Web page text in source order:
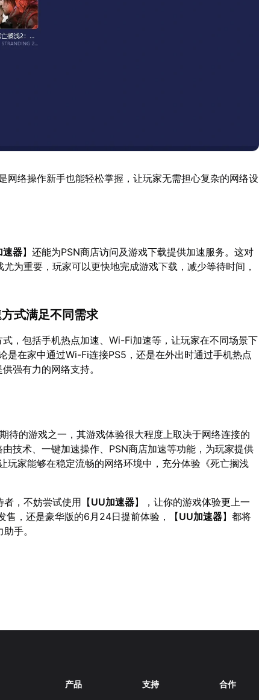
网络操作新手也能轻松掌握，让玩家无需担心复杂的网络设
速器】还能为PSN商店访问及游戏下载提供加速服务。这对
为重要，玩家可以更快地完成游戏下载，减少等待时间，
式满足不同需求
，包括手机热点加速、Wi-Fi加速等，让玩家在不同场景下
是在家中通过Wi-Fi连接PS5，还是在外出时通过手机热点
强有力的网络支持。
待的游戏之一，其游戏体验很大程度上取决于网络连接的
由技术、一键加速操作、PSN商店加速等功能，为玩家提供
玩家能够在稳定流畅的网络环境中，充分体验《死亡搁浅
，不妨尝试使用【UU加速器】，让你的游戏体验更上一
售，还是豪华版的6月24日提前体验，【UU加速器】都将
手。
产品 支持 合作